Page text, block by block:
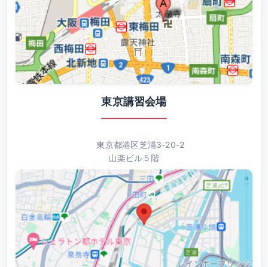
東京講習会場
東京都港区芝浦3-20-2
山楽ビル５階